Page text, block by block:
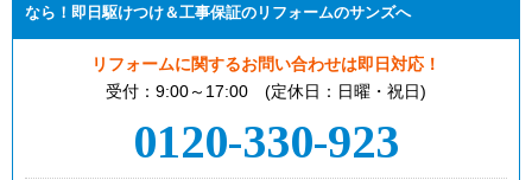
なら！即日駆けつけ＆工事保証のリフォームのサンズへ
リフォームに関するお問い合わせは即日対応！
受付：9:00～17:00 (定休日：日曜・祝日)
0120-330-923